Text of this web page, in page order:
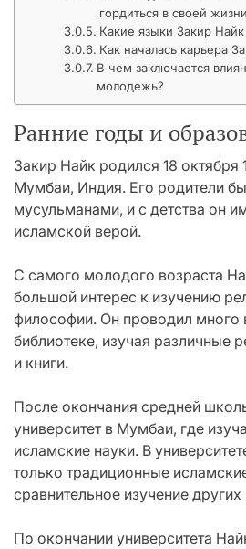
гордиться в своей
Какие языки Закир Найк
Как началась карьера
В чем заключается
молодежь?
Ранние годы и
Закир Найк родился 18 октября
Мумбаи, Индия. Его родители
мусульманами, и с детства он
исламской верой.
С самого молодого возраста
большой интерес к изучению
философии. Он проводил много
библиотеке, изучая различные
и книги.
После окончания средней
университет в Мумбаи, где
исламские науки. В
только традиционные
сравнительное изучение других
По окончании университета